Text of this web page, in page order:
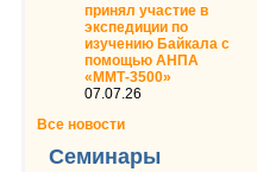
принял участие в
экспедиции по
изучению Байкала с
помощью АНПА
«ММТ-3500»
07.07.26
Все новости
Семинары